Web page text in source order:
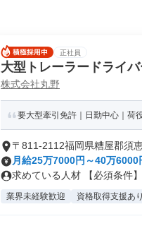
正社員
大型トレーラードライ
株式会社丸野
要大型牽引免許｜日勤中心｜荷
〒811-2112福岡県糟屋郡須
月給25万7000円～40万6000
求めている人材 【必須条件
業界未経験歓迎 資格取得支援あり